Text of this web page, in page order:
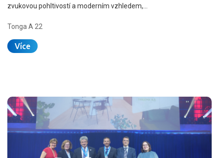
zvukovou pohltivostí a moderním vzhledem,…
Tonga A 22
Více